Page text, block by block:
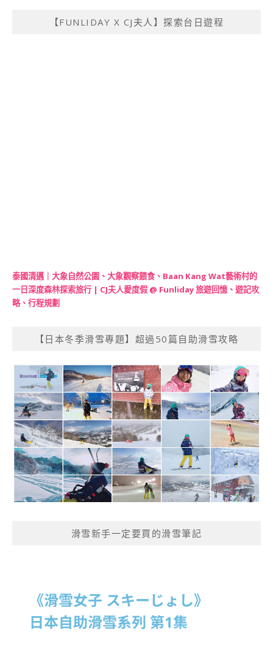
【FUNLIDAY X CJ夫人】探索台日遊程
泰國清邁｜大象自然公園、大象觀察餵食、Baan Kang Wat藝術村的
一日深度森林探索旅行 | CJ夫人愛度假 @ Funliday 旅遊回憶、遊記攻
略、行程規劃
【日本冬季滑雪專題】超過50篇自助滑雪攻略
滑雪新手一定要買的滑雪筆記